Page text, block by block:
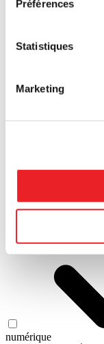
Préférences
Statistiques
Marketing
numérique